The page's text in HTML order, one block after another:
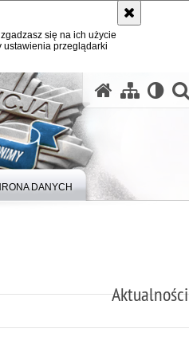
się na ich użycie
ustawienia przeglądarki
DANYCH
Aktualności